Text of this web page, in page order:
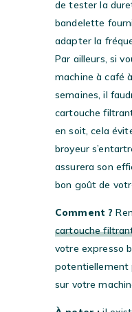
de tester la
bandelette
adapter la
Par ailleurs, si
machine à café
semaines, il
cartouche
en soit, cela
broyeur
assurera son
bon goût de
Comment ?
cartouche
votre expresso
potentiellement
sur votre